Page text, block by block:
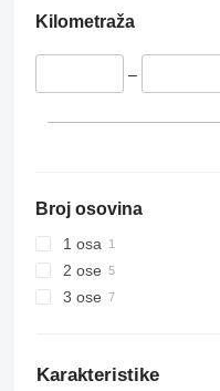
Kilometraža
–
Broj osovina
1 osa
2 ose
3 ose
Karakteristike